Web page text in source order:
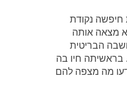
חיפשה נקודת
מצאה אותה
הבריטית
בראשיתה חיו בה
ידעו מה מצפה להם